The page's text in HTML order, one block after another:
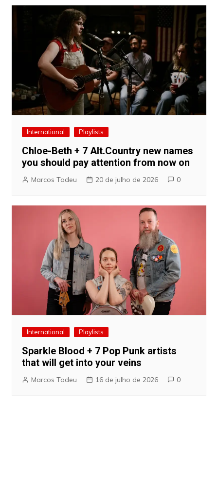
International Playlists
Chloe-Beth + 7 Alt.Country new names
you should pay attention from now on
Marcos Tadeu 20 de julho de 2026 0
International Playlists
Sparkle Blood + 7 Pop Punk artists
that will get into your veins
Marcos Tadeu 16 de julho de 2026 0